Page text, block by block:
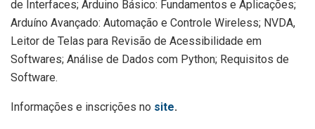
de Interfaces; Arduino Básico: Fundamentos e Aplicações;
Arduíno Avançado: Automação e Controle Wireless; NVDA,
Leitor de Telas para Revisão de Acessibilidade em
Softwares; Análise de Dados com Python; Requisitos de
Software.
Informações e inscrições no site.